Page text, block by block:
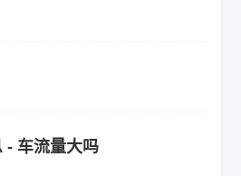
- 车流量大吗